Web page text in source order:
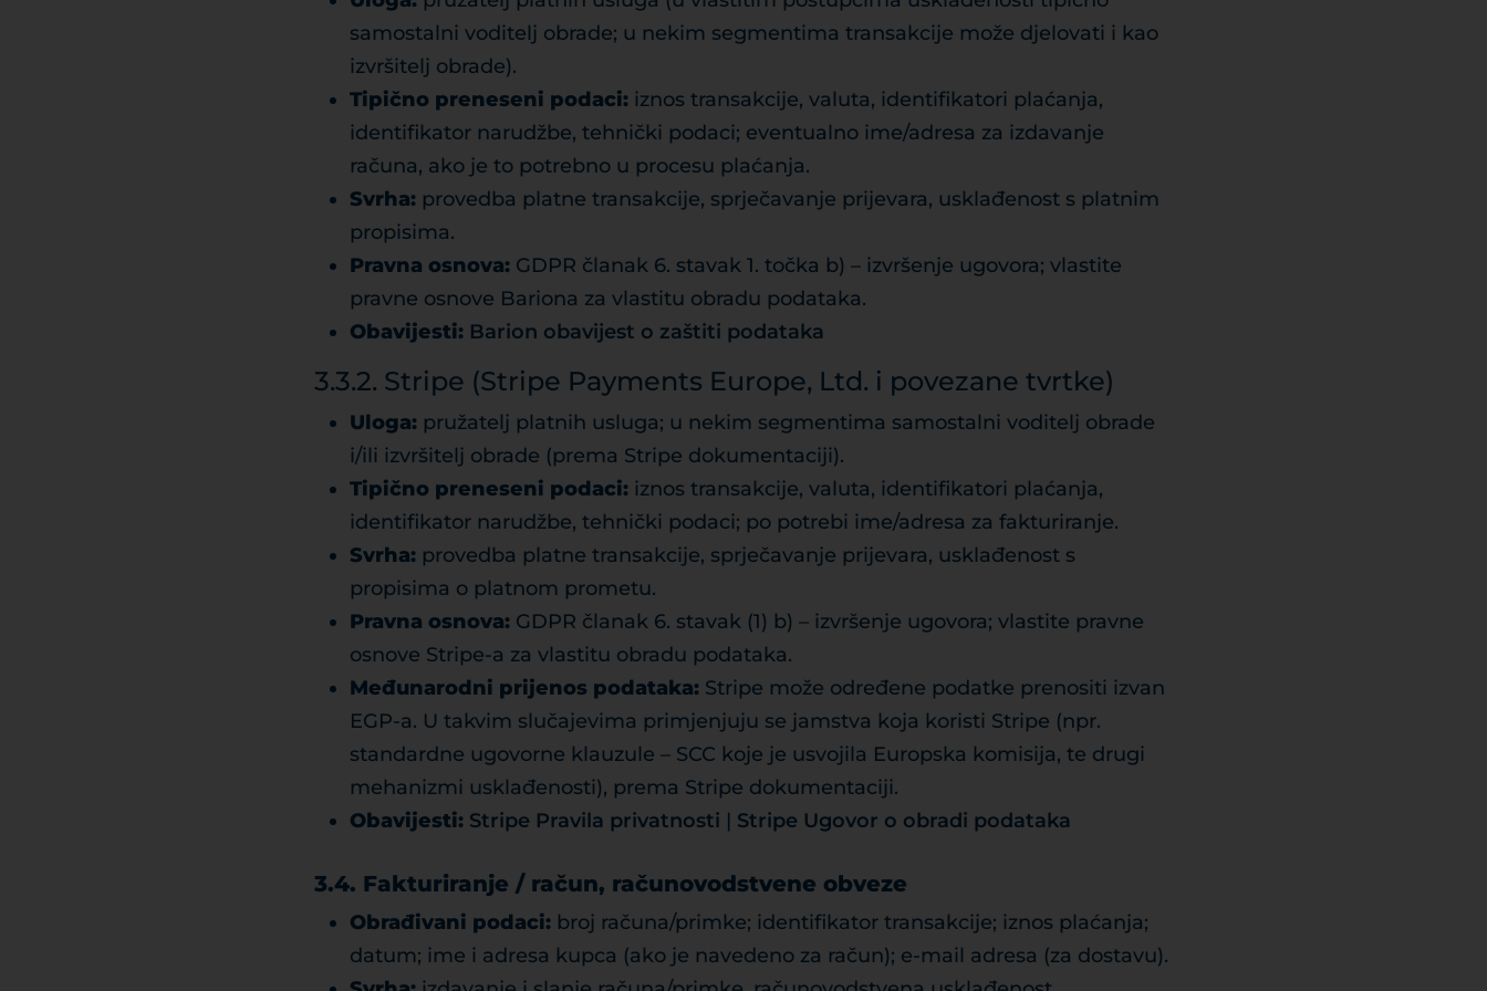
samostalni voditelj obrade; u nekim segmentima transakcije može djelovati i kao
izvršitelj obrade).
Tipično preneseni podaci: iznos transakcije, valuta, identifikatori plaćanja,
identifikator narudžbe, tehnički podaci; eventualno ime/adresa za izdavanje
računa, ako je to potrebno u procesu plaćanja.
Svrha: provedba platne transakcije, sprječavanje prijevara, usklađenost s platnim
propisima.
Pravna osnova: GDPR članak 6. stavak 1. točka b) – izvršenje ugovora; vlastite
pravne osnove Bariona za vlastitu obradu podataka.
Obavijesti: Barion obavijest o zaštiti podataka
3.3.2. Stripe (Stripe Payments Europe, Ltd. i povezane tvrtke)
Uloga: pružatelj platnih usluga; u nekim segmentima samostalni voditelj obrade
i/ili izvršitelj obrade (prema Stripe dokumentaciji).
Tipično preneseni podaci: iznos transakcije, valuta, identifikatori plaćanja,
identifikator narudžbe, tehnički podaci; po potrebi ime/adresa za fakturiranje.
Svrha: provedba platne transakcije, sprječavanje prijevara, usklađenost s
propisima o platnom prometu.
Pravna osnova: GDPR članak 6. stavak (1) b) – izvršenje ugovora; vlastite pravne
osnove Stripe-a za vlastitu obradu podataka.
Međunarodni prijenos podataka: Stripe može određene podatke prenositi izvan
EGP-a. U takvim slučajevima primjenjuju se jamstva koja koristi Stripe (npr.
standardne ugovorne klauzule – SCC koje je usvojila Europska komisija, te drugi
mehanizmi usklađenosti), prema Stripe dokumentaciji.
Obavijesti: Stripe Pravila privatnosti | Stripe Ugovor o obradi podataka
3.4. Fakturiranje / račun, računovodstvene obveze
Obrađivani podaci: broj računa/primke; identifikator transakcije; iznos plaćanja;
datum; ime i adresa kupca (ako je navedeno za račun); e-mail adresa (za dostavu).